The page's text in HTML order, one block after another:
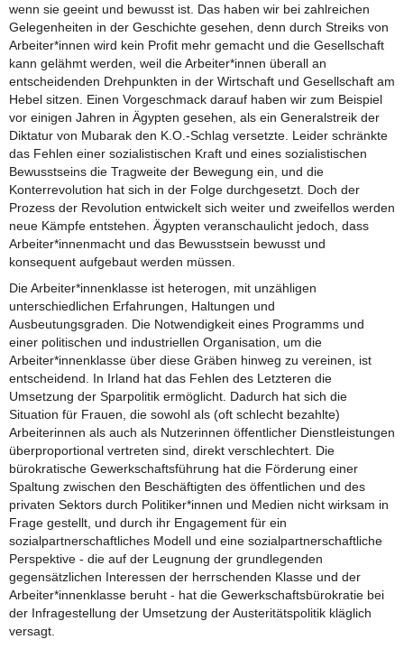
wenn sie geeint und bewusst ist. Das haben wir bei zahlreichen
Gelegenheiten in der Geschichte gesehen, denn durch Streiks von
Arbeiter*innen wird kein Profit mehr gemacht und die Gesellschaft
kann gelähmt werden, weil die Arbeiter*innen überall an
entscheidenden Drehpunkten in der Wirtschaft und Gesellschaft am
Hebel sitzen. Einen Vorgeschmack darauf haben wir zum Beispiel
vor einigen Jahren in Ägypten gesehen, als ein Generalstreik der
Diktatur von Mubarak den K.O.-Schlag versetzte. Leider schränkte
das Fehlen einer sozialistischen Kraft und eines sozialistischen
Bewusstseins die Tragweite der Bewegung ein, und die
Konterrevolution hat sich in der Folge durchgesetzt. Doch der
Prozess der Revolution entwickelt sich weiter und zweifellos werden
neue Kämpfe entstehen. Ägypten veranschaulicht jedoch, dass
Arbeiter*innenmacht und das Bewusstsein bewusst und
konsequent aufgebaut werden müssen.
Die Arbeiter*innenklasse ist heterogen, mit unzähligen
unterschiedlichen Erfahrungen, Haltungen und
Ausbeutungsgraden. Die Notwendigkeit eines Programms und
einer politischen und industriellen Organisation, um die
Arbeiter*innenklasse über diese Gräben hinweg zu vereinen, ist
entscheidend. In Irland hat das Fehlen des Letzteren die
Umsetzung der Sparpolitik ermöglicht. Dadurch hat sich die
Situation für Frauen, die sowohl als (oft schlecht bezahlte)
Arbeiterinnen als auch als Nutzerinnen öffentlicher Dienstleistungen
überproportional vertreten sind, direkt verschlechtert. Die
bürokratische Gewerkschaftsführung hat die Förderung einer
Spaltung zwischen den Beschäftigten des öffentlichen und des
privaten Sektors durch Politiker*innen und Medien nicht wirksam in
Frage gestellt, und durch ihr Engagement für ein
sozialpartnerschaftliches Modell und eine sozialpartnerschaftliche
Perspektive - die auf der Leugnung der grundlegenden
gegensätzlichen Interessen der herrschenden Klasse und der
Arbeiter*innenklasse beruht - hat die Gewerkschaftsbürokratie bei
der Infragestellung der Umsetzung der Austeritätspolitik kläglich
versagt.